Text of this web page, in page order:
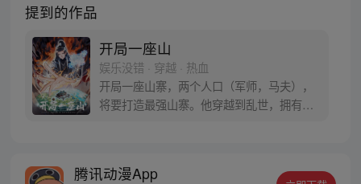
提到的作品
开局一座山
娱乐没错 · 穿越 · 热血
开局一座山寨，两个人口（军师，马夫），
将要打造最强山寨。他穿越到乱世，拥有一
名震古今，问一声：王侯将相，宁有种乎！
腾讯动漫App